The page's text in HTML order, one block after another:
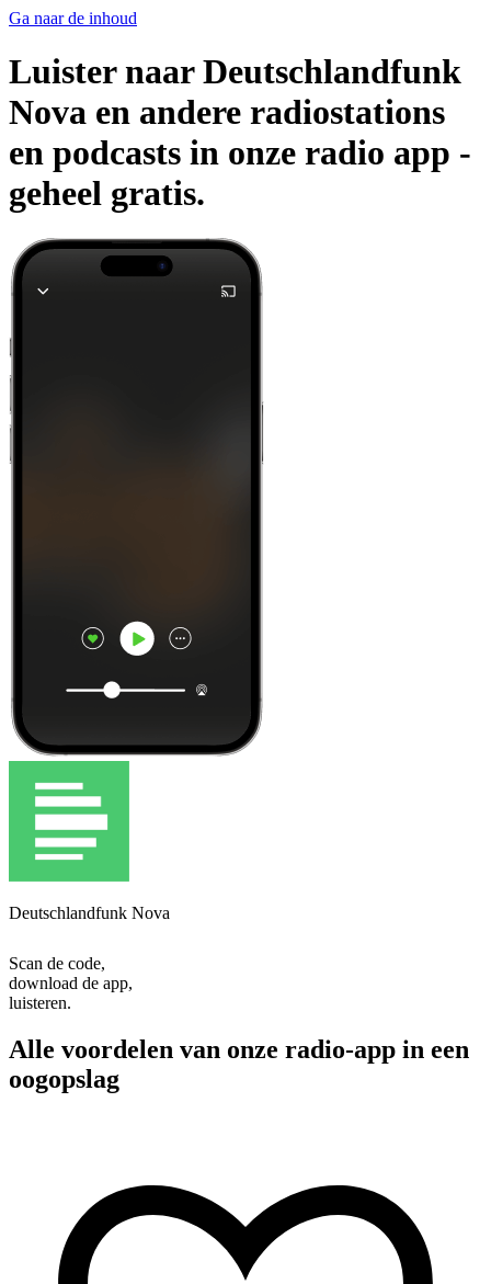
Ga naar de inhoud
Luister naar Deutschlandfunk
Nova en andere radiostations
en podcasts in onze radio app -
geheel gratis.
Deutschlandfunk Nova
Scan de code,
download de app,
luisteren.
Alle voordelen van onze radio-app in een
oogopslag